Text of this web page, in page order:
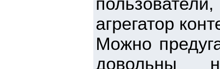
агрегатор
Можно
довольны